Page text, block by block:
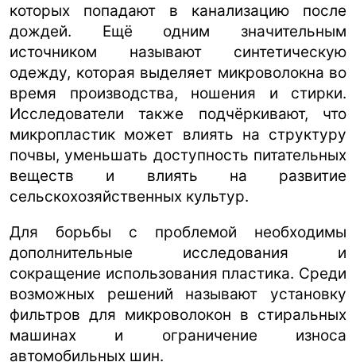
которых попадают в канализацию после
дождей. Ещё одним значительным
источником называют синтетическую
одежду, которая выделяет микроволокна во
время производства, ношения и стирки.
Исследователи также подчёркивают, что
микропластик может влиять на структуру
почвы, уменьшать доступность питательных
веществ и влиять на развитие
сельскохозяйственных культур.
Для борьбы с проблемой необходимы
дополнительные исследования и
сокращение использования пластика. Среди
возможных решений называют установку
фильтров для микроволокон в стиральных
машинах и ограничение износа
автомобильных шин.